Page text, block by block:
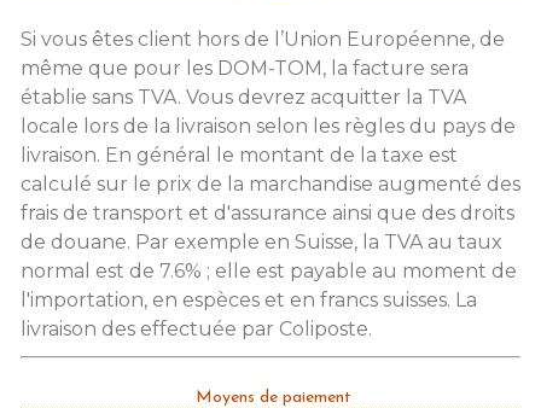
Si vous êtes client hors de l’Union Européenne, de
même que pour les DOM-TOM, la facture sera
établie sans TVA. Vous devrez acquitter la TVA
locale lors de la livraison selon les règles du pays de
livraison. En général le montant de la taxe est
calculé sur le prix de la marchandise augmenté des
frais de transport et d'assurance ainsi que des droits
de douane. Par exemple en Suisse, la TVA au taux
normal est de 7.6% ; elle est payable au moment de
l'importation, en espèces et en francs suisses. La
livraison des effectuée par Coliposte.
Moyens de paiement